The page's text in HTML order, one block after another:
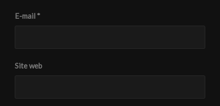
E-mail *
Site web